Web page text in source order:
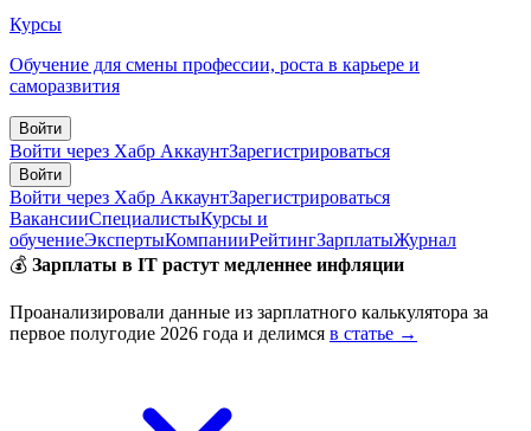
Курсы
Обучение для смены профессии, роста в карьере и
саморазвития
Войти
Войти через Хабр АккаунтЗарегистрироваться
Войти
Войти через Хабр АккаунтЗарегистрироваться
ВакансииСпециалистыКурсы и
обучениеЭкспертыКомпанииРейтингЗарплатыЖурнал
💰 Зарплаты в IT растут медленнее инфляции
Проанализировали данные из зарплатного калькулятора за
первое полугодие 2026 года и делимся в статье →